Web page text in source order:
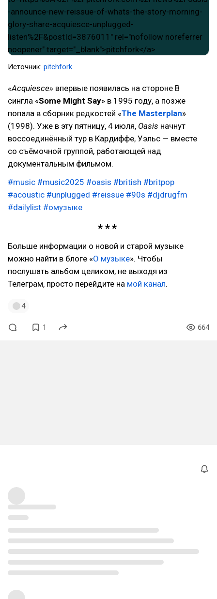
Источник: pitchfork
«Acquiesce» впервые появилась на стороне B
сингла «Some Might Say» в 1995 году, а позже
попала в сборник редкостей «The Masterplan»
(1998). Уже в эту пятницу, 4 июля, Oasis начнут
воссоединённый тур в Кардиффе, Уэльс — вместе
со съёмочной группой, работающей над
документальным фильмом.
#music #music2025 #oasis #british #britpop
#acoustic #unplugged #reissue #90s #djdrugfm
#dailylist #омузыке
Больше информации о новой и старой музыке
можно найти в блоге «О музыке». Чтобы
послушать альбом целиком, не выходя из
Телеграм, просто перейдите на мой канал.
4
1 664